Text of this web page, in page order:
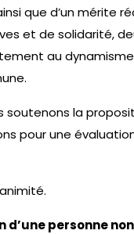
que d’un mérite
et de solidarité,
au
soutenons la
pour une
d’une personne